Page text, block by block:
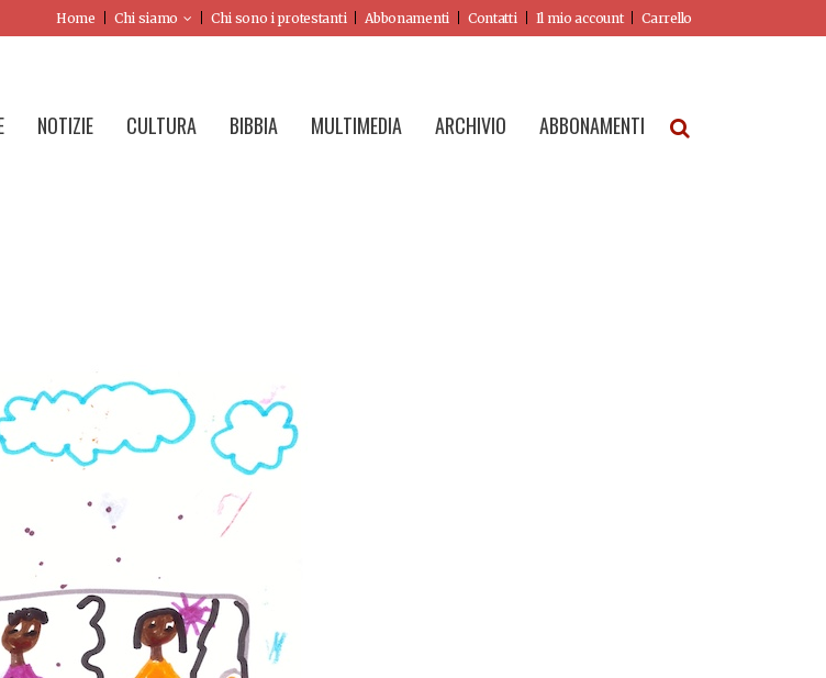
Home Chi siamo Chi sono i protestanti Abbonamenti Contatti Il mio account Carrello
NOTIZIE CULTURA BIBBIA MULTIMEDIA ARCHIVIO ABBONAMENTI